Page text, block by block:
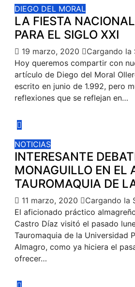
DIEGO DEL MORAL
LA FIESTA
PARA EL SIGLO XXI
19 marzo, 2020
Cargando la
Hoy queremos compartir con
artículo de Diego del Moral
escrito en junio de 1.992, pero
reflexiones que se reflejan en…
NOTICIAS
INTERESANTE
MONAGUILLO EN EL
TAUROMAQUIA DE
11 marzo, 2020
Cargando la
El aficionado práctico
Castro Díaz visitó el pasado
Tauromaquia de la Universidad
Almagro, como ya hiciera el
ofrecer…